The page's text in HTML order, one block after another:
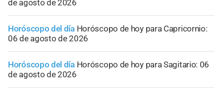
de agosto de 2026
Horóscopo del día Horóscopo de hoy para Capricornio:
06 de agosto de 2026
Horóscopo del día Horóscopo de hoy para Sagitario: 06
de agosto de 2026